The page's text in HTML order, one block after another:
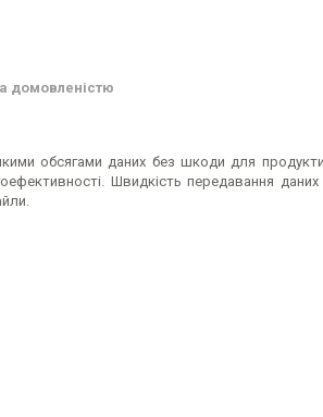
домовленістю
обсягами даних без шкоди для
Швидкість передавання